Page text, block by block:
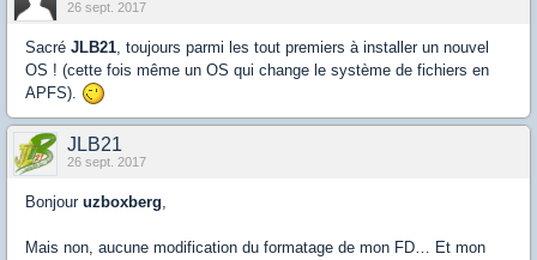
26 sept. 2017
Sacré JLB21 , toujours parmi les tout premiers à installer un nouvel
OS ! (cette fois même un OS qui change le système de fichiers en
APFS).
JLB21
26 sept. 2017
Bonjour uzboxberg,
Mais non, aucune modification du formatage de mon FD… Et mon